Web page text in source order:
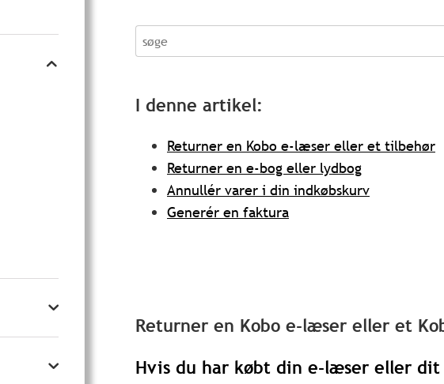
søge
I denne artikel:
Returner en Kobo e-læser eller et tilbehør
Returner en e-bog eller lydbog
Annullér varer i din indkøbskurv
Generér en faktura
Returner en Kobo e-læser eller et
Hvis du har købt din e-læser eller dit